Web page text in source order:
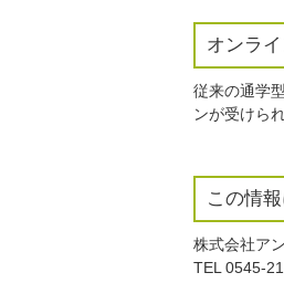
オンラ
従来の通学
ンが受けら
この情
株式会社ア
TEL 0545-